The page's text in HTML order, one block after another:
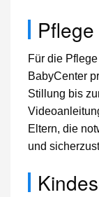
Für die
BabyCenter
Stillung bis
Eltern, die
und